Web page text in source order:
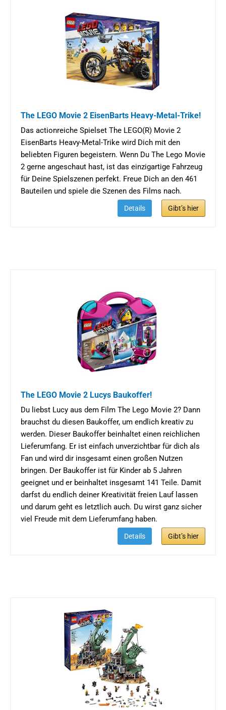
The LEGO Movie 2 EisenBarts Heavy-Metal-Trike!
Das actionreiche Spielset The LEGO(R) Movie 2
EisenBarts Heavy-Metal-Trike wird Dich mit den
beliebten Figuren begeistern. Wenn Du The Lego Movie
2 gerne angeschaut hast, ist das einzigartige Fahrzeug
für Deine Spielszenen perfekt. Freue Dich an den 461
Bauteilen und spiele die Szenen des Films nach.
Details Gibt’s hier
The LEGO Movie 2 Lucys Baukoffer!
Du liebst Lucy aus dem Film The Lego Movie 2? Dann
brauchst du diesen Baukoffer, um endlich kreativ zu
werden. Dieser Baukoffer beinhaltet einen reichlichen
Lieferumfang. Er ist einfach unverzichtbar für dich als
Fan und wird dir insgesamt einen großen Nutzen
bringen. Der Baukoffer ist für Kinder ab 5 Jahren
geeignet und er beinhaltet insgesamt 141 Teile. Damit
darfst du endlich deiner Kreativität freien Lauf lassen
und darum geht es letztlich auch. Du wirst ganz sicher
viel Freude mit dem Lieferumfang haben.
Details Gibt’s hier